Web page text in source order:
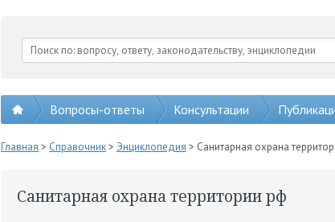
Вопросы-ответы Консультации
Главная > Справочник> Энциклопедия > Санитарная охрана
Санитарная охрана территории рф